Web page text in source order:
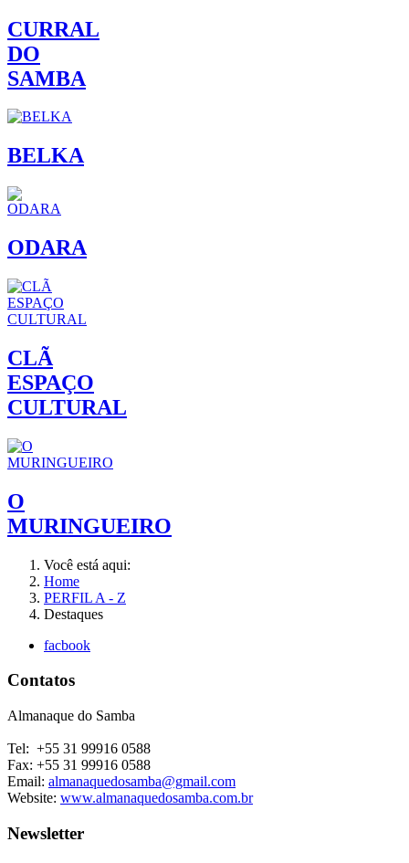
CURRAL
DO
SAMBA
BELKA
ODARA
CLÃ
ESPAÇO
CULTURAL
O
MURINGUEIRO
Você está aqui:
Home
PERFIL A - Z
Destaques
facbook
Contatos
Almanaque do Samba
Tel: +55 31 99916 0588
Fax: +55 31 99916 0588
Email: almanaquedosamba@gmail.com
Website: www.almanaquedosamba.com.br
Newsletter